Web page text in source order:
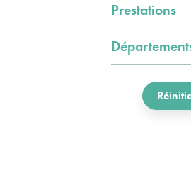
Prestations